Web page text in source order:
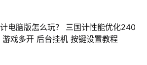
电脑版怎么玩？ 三国计性能优化240
游戏多开 后台挂机 按键设置教程